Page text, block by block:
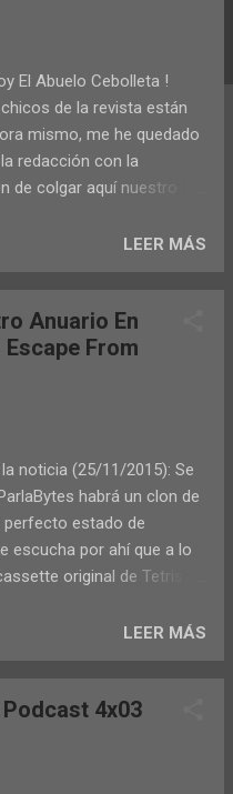
El Abuelo Cebolleta !
de la revista están
mismo, me he quedado
redacción con la
de colgar aquí nuestro
Me refiero a Escape
, juego que ha hecho
Primy utilizando La
Aunque la versión
en nuestro segundo
desde ahora
de la web. ¡Os
la visitéis
a descubrir más
son las diferencias entre
podéis descargar
y sonidos de la intro
ambas versiones. - Los
LEER MÁS
Anuario En
From
noticia (25/11/2015): Se
habrá un clon de
perfecto estado de
escucha por ahí que a lo
original de Tetris tal
venía incluido con el
fundamento estos
las únicas personas con
el hardware original, con
LEER MÁS
4x03